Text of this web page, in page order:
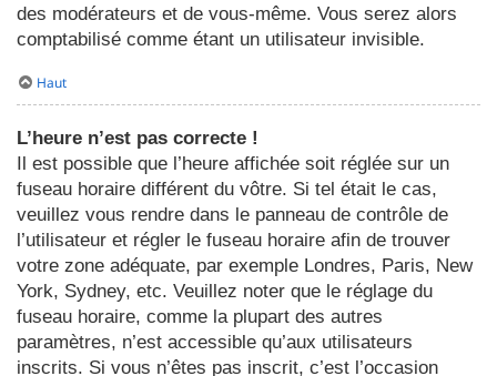
des modérateurs et de vous-même. Vous serez alors
comptabilisé comme étant un utilisateur invisible.
Haut
L’heure n’est pas correcte !
Il est possible que l’heure affichée soit réglée sur un
fuseau horaire différent du vôtre. Si tel était le cas,
veuillez vous rendre dans le panneau de contrôle de
l’utilisateur et régler le fuseau horaire afin de trouver
votre zone adéquate, par exemple Londres, Paris, New
York, Sydney, etc. Veuillez noter que le réglage du
fuseau horaire, comme la plupart des autres
paramètres, n’est accessible qu’aux utilisateurs
inscrits. Si vous n’êtes pas inscrit, c’est l’occasion